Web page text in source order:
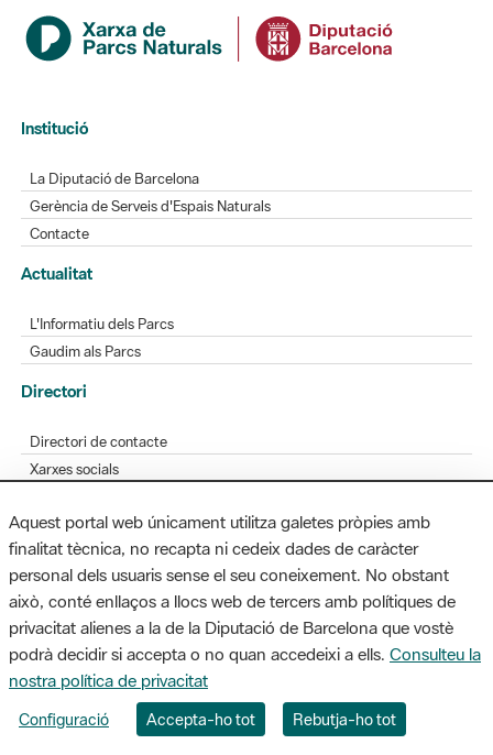
Institució
La Diputació de Barcelona
Gerència de Serveis d'Espais Naturals
Contacte
Actualitat
L'Informatiu dels Parcs
Gaudim als Parcs
Directori
Directori de contacte
Xarxes socials
Bústia de suggeriments
Opineu sobre els parcs
MAPA WEB AVÍS LEGAL ACCESSIBILITAT
Diputació de Barcelona. Edifici Llacuna, 1a planta. Badajoz, 49. 08005
Barcelona. Tel. 934 022 428 / xarxaparcs@diba.cat
Aquest portal web únicament utilitza galetes pròpies amb
finalitat tècnica, no recapta ni cedeix dades de caràcter
personal dels usuaris sense el seu coneixement. No obstant
això, conté enllaços a llocs web de tercers amb polítiques de
privacitat alienes a la de la Diputació de Barcelona que vostè
podrà decidir si accepta o no quan accedeixi a ells. Consulteu la
nostra política de privacitat
Configuració Accepta-ho tot Rebutja-ho tot